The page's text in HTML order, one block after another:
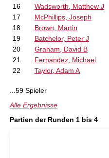
16
Wadsworth, Matthew J
17
McPhillips, Joseph
18
Brown, Martin
19
Batchelor, Peter J
20
Graham, David B
21
Fernandez, Michael
22
Taylor, Adam A
...59 Spieler
Alle Ergebnisse
Partien der Runden 1 bis 4